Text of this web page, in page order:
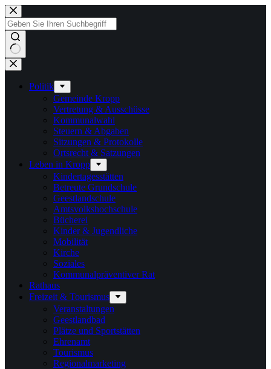
Zum
Inhalt
springen
Keine
Ergebnisse
Politik
Gemeinde Kropp
Vertretung & Ausschüsse
Kommunalwahl
Steuern & Abgaben
Sitzungen & Protokolle
Ortsrecht & Satzungen
Leben in Kropp
Kindertagesstätten
Betreute Grundschule
Geestlandschule
Amtsvolkshochschule
Bücherei
Kinder & Jugendliche
Mobilität
Kirche
Soziales
Kommunalpräventiver Rat
Rathaus
Freizeit & Tourismus
Veranstaltungen
Geestlandbad
Plätze und Sportstätten
Ehrenamt
Tourismus
Regionalmarketing